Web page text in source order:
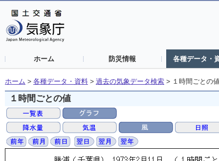
ホーム 防災情報 各種データ・
ホーム > 各種データ・資料 > 過去の気象データ検索 > １時間ごとの
１時間ごとの値